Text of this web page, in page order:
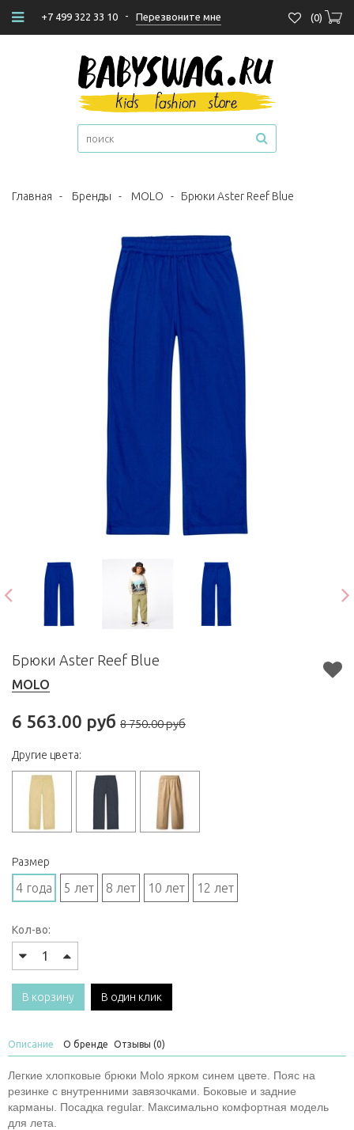
+7 499 322 33 10 - Перезвоните мне (0)
Главная - Бренды - MOLO - Брюки Aster Reef Blue
Брюки Aster Reef Blue
MOLO
6 563.00 руб 8 750.00 руб
Другие цвета:
Размер
4 года 5 лет 8 лет 10 лет 12 лет
Кол-во:
В корзину В один клик
Описание О бренде Отзывы (0)
Легкие хлопковые брюки Molo ярком синем цвете. Пояс на
резинке с внутренними завязочками. Боковые и задние
карманы. Посадка regular. Максимально комфортная модель
для лета.